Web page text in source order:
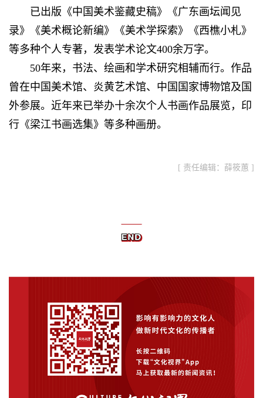
已出版《中国美术鉴藏史稿》《广东画坛闻见
录》《美术概论新编》《美术学探索》《西樵小札》
等多种个人专著，发表学术论文400余万字。
50年来，书法、绘画和学术研究相辅而行。作品
曾在中国美术馆、炎黄艺术馆、中国国家博物馆及国
外参展。近年来已举办十余次个人书画作品展览，印
行《梁江书画选集》等多种画册。
[ 责任编辑：薛筱蕙 ]